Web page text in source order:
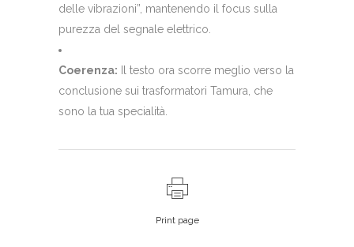
delle vibrazioni”, mantenendo il focus sulla
purezza del segnale elettrico.
Coerenza: Il testo ora scorre meglio verso la
conclusione sui trasformatori Tamura, che
sono la tua specialità.
Print page